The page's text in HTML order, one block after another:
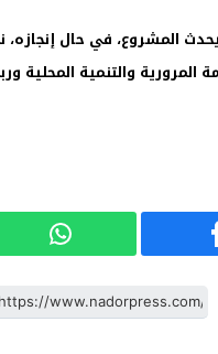
المشروع، في حال إنجازه،
المرورية والتنمية